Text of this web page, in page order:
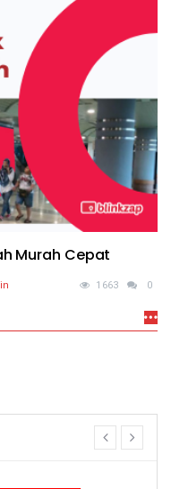
Murah Cepat
1663 0
prev